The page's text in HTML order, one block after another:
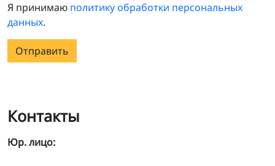
Я принимаю политику обработки персональных
данных.
Отправить
Контакты
Юр. лицо: